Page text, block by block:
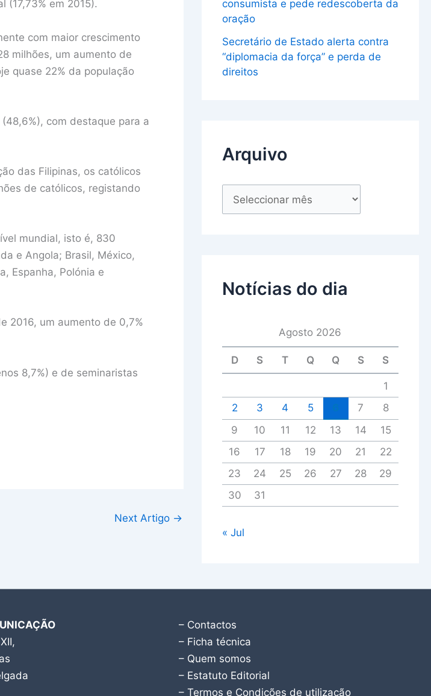
(17,73% em 2015).
com maior crescimento
milhões, um aumento de
quase 22% da população
com destaque para a
das Filipinas, os católicos
de católicos, registando
mundial, isto é, 830
e Angola; Brasil, México,
Espanha, Polónia e
2016, um aumento de 0,7%
8,7%) e de seminaristas
Next Artigo →
consumista e pede redescoberta da
oração
Secretário de Estado alerta contra
“diplomacia da força” e perda de
direitos
Arquivo
Notícias do dia
Agosto 2026
D S T Q Q S S
1
2
3 4 5 7
8
9
10 11 12 13 14
15
16
17 18 19 20 21
22
23
24 25 26 27 28
29
30
31
« Jul
– Contactos
– Ficha técnica
– Quem somos
– Estatuto Editorial
– Termos e Condições de utilização